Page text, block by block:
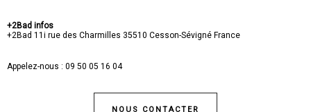
+2Bad infos
+2Bad 11i rue des Charmilles 35510 Cesson-Sévigné France
Appelez-nous : 09 50 05 16 04
NOUS CONTACTER